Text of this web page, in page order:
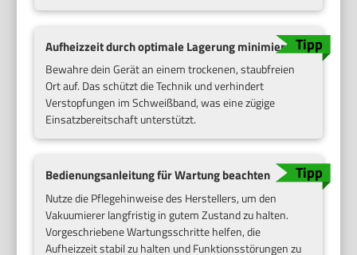
Aufheizzeit durch optimale Lagerung minimieren
Bewahre dein Gerät an einem trockenen, staubfreien
Ort auf. Das schützt die Technik und verhindert
Verstopfungen im Schweißband, was eine zügige
Einsatzbereitschaft unterstützt.
Bedienungsanleitung für Wartung beachten
Nutze die Pflegehinweise des Herstellers, um den
Vakuumierer langfristig in gutem Zustand zu halten.
Vorgeschriebene Wartungsschritte helfen, die
Aufheizzeit stabil zu halten und Funktionsstörungen zu